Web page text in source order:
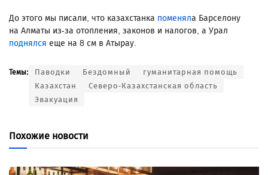
До этого мы писали, что казахстанка поменяла Барселону
на Алматы из-за отопления, законов и налогов, а Урал
поднялся еще на 8 см в Атырау.
Темы: Паводки Бездомный
гуманитарная помощь
Казахстан
Северо-Казахстанская область
Эвакуация
Похожие новости